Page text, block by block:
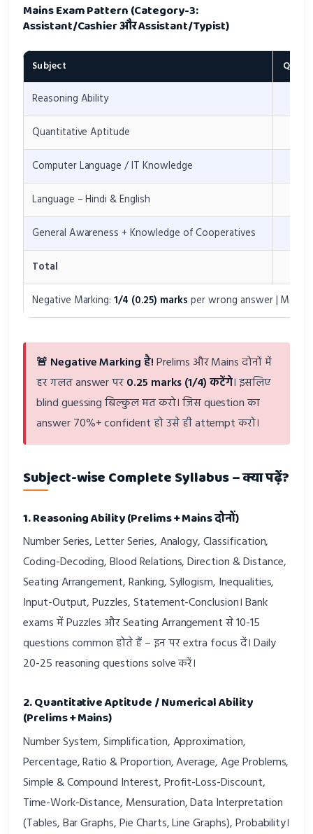
Mains Exam Pattern (Category-3:
Assistant/Cashier और Assistant/Typist)
Subject
Reasoning Ability
Quantitative Aptitude
Computer Language / IT Knowledge
Language – Hindi & English
General Awareness + Knowledge of Cooperatives
Total
Negative Marking:1/4 (0.25) marks per wrong answer | Mode:
🚨 Negative Marking है!Prelims और Mains दोनों में
हर गलत answer पर0.25 marks (1/4) कटेंगे। इसलिए
blind guessing बिल्कुल मत करो। जिस question का
answer 70%+ confident हो उसे ही attempt करो।
Subject-wise Complete Syllabus – क्या पढ़ें?
1. Reasoning Ability (Prelims + Mains दोनों)
Number Series, Letter Series, Analogy, Classification,
Coding-Decoding, Blood Relations, Direction & Distance,
Seating Arrangement, Ranking, Syllogism, Inequalities,
Input-Output, Puzzles, Statement-Conclusion। Bank
exams में Puzzles और Seating Arrangement से 10-15
questions common होते हैं – इन पर extra focus दें। Daily
20-25 reasoning questions solve करें।
2. Quantitative Aptitude / Numerical Ability
(Prelims + Mains)
Number System, Simplification, Approximation,
Percentage, Ratio & Proportion, Average, Age Problems,
Simple & Compound Interest, Profit-Loss-Discount,
Time-Work-Distance, Mensuration, Data Interpretation
(Tables, Bar Graphs, Pie Charts, Line Graphs), Probability।